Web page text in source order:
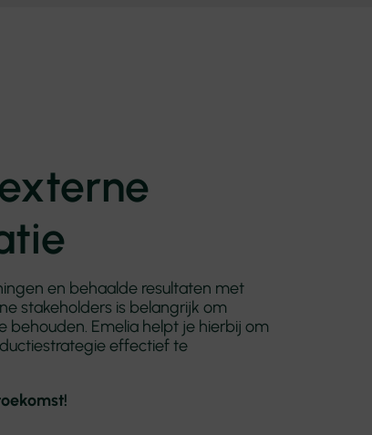
en behaalde resultaten met
stakeholders is belangrijk om
behouden. Emelia helpt je hierbij om
effectief te